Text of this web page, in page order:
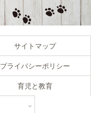
サイトマップ
プライバシーポリシー
育児と教育